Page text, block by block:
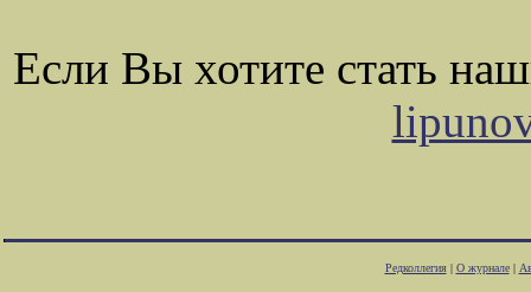
Если Вы хотите стать
Редколлегия| О журнале|